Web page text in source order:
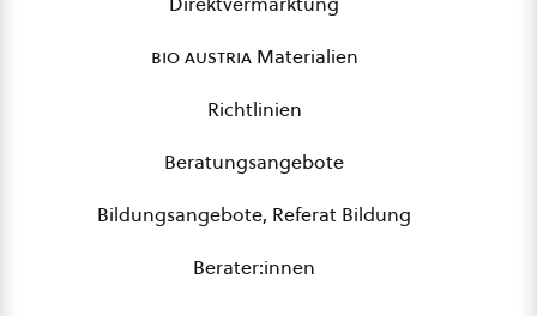
bio austriaMaterialien
Richtlinien
Beratungsangebote
Bildungsangebote, Referat Bildung
Berater:innen